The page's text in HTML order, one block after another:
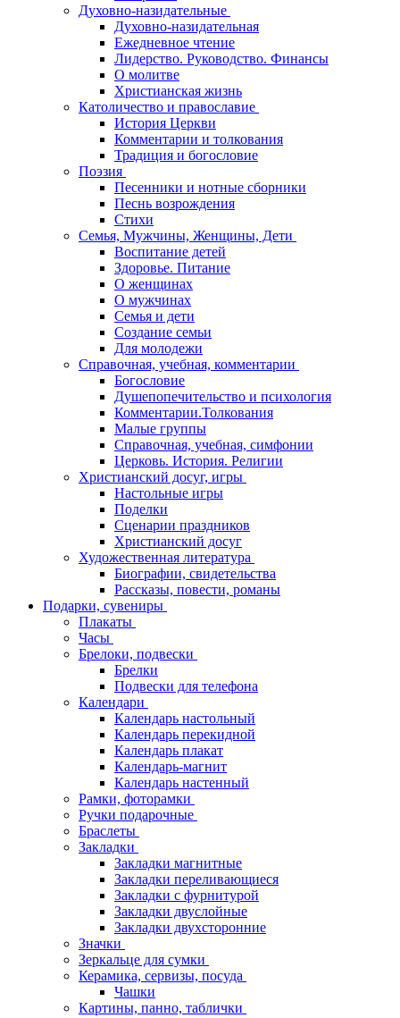
Духовно-назидательные
Духовно-назидательная
Ежедневное чтение
Лидерство. Руководство. Финансы
О молитве
Христианская жизнь
Католичество и православие
История Церкви
Комментарии и толкования
Традиция и богословие
Поэзия
Песенники и нотные сборники
Песнь возрождения
Стихи
Семья, Мужчины, Женщины, Дети
Воспитание детей
Здоровье. Питание
О женщинах
О мужчинах
Семья и дети
Создание семьи
Для молодежи
Справочная, учебная, комментарии
Богословие
Душепопечительство и психология
Комментарии.Толкования
Малые группы
Справочная, учебная, симфонии
Церковь. История. Религии
Христианский досуг, игры
Настольные игры
Поделки
Сценарии праздников
Христианский досуг
Художественная литература
Биографии, свидетельства
Рассказы, повести, романы
Подарки, сувениры
Плакаты
Часы
Брелоки, подвески
Брелки
Подвески для телефона
Календари
Календарь настольный
Календарь перекидной
Календарь плакат
Календарь-магнит
Календарь настенный
Рамки, фоторамки
Ручки подарочные
Браслеты
Закладки
Закладки магнитные
Закладки переливающиеся
Закладки с фурнитурой
Закладки двуслойные
Закладки двухсторонние
Значки
Зеркальце для сумки
Керамика, сервизы, посуда
Чашки
Картины, панно, таблички